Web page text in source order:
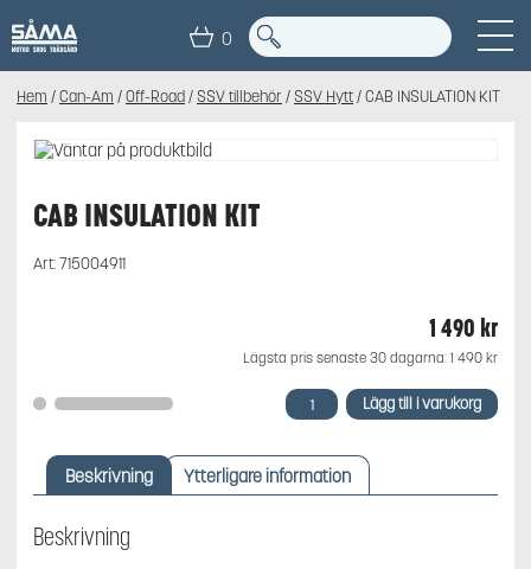
0
Hem /Can-Am /Off-Road/ SSV tillbehör / SSV Hytt/ CAB INSULATION KIT
CAB INSULATION KIT
Art:715004911
1 490 kr
Lägsta pris senaste 30 dagarna: 1 490 kr
CAB
INSULATION
mängd
Lägg till i varukorg
Beskrivning Ytterligare information
Beskrivning